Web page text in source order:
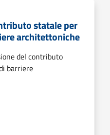
statale per
architettoniche
del contributo
barriere